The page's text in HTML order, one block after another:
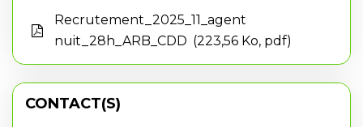
Recrutement_2025_11_agent
nuit_28h_ARB_CDD
223,56 Ko, pdf
CONTACT(S)